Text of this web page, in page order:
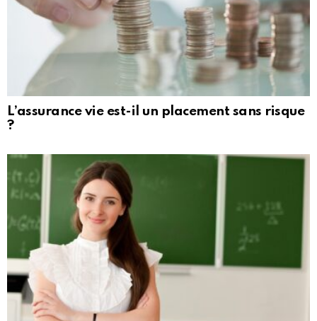
L’assurance vie est-il un placement sans risque
?